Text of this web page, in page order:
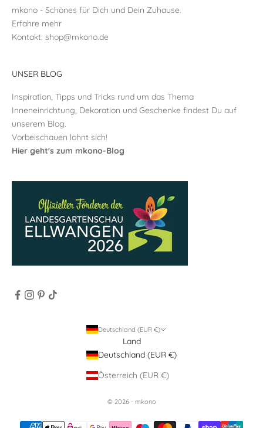
mkono - Schönes für Dich und Dein Zuhause.
Erfahre mehr
Kontakt: shop@mkono.de
UNSER BLOG
Inspiration, Tipps und Tricks rund um das Thema
Inneneinrichtung, Dekoration und Geschenke findest Du auf
unserem Blog.
Vorbeischauen lohnt sich!
Hier geht's zum mkono-Blog
Deutschland (EUR €)
Land
Deutschland (EUR €)
Österreich (EUR €)
© 2026 - mkono